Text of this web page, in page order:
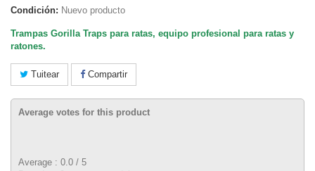
Condición: Nuevo producto
Trampas Gorilla Traps para ratas, equipo profesional para ratas y
ratones.
Tuitear Compartir
Average votes for this product
Average : 0.0 / 5